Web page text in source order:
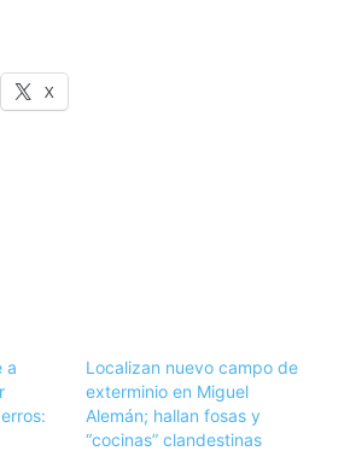
X
a
Localizan nuevo campo de
exterminio en Miguel
Alemán; hallan fosas y
“cocinas” clandestinas